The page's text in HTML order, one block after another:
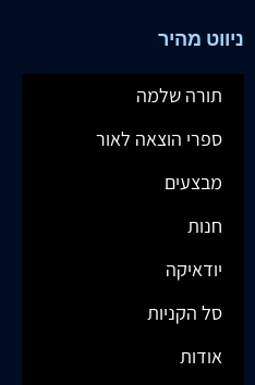
ניווט מהיר
תורה שלמה
ספרי הוצאה לאור
מבצעים
חנות
יודאיקה
סל הקניות
אודות